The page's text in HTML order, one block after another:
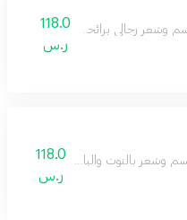
وشعر رجالي برائحة منعشة ومميزة.
118.0
ر.س
وشعر بالتوت والياسمين لإحساس
118.0
ر.س